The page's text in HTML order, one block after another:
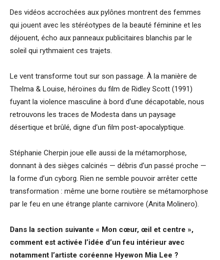
Des vidéos accrochées aux pylônes montrent des femmes
qui jouent avec les stéréotypes de la beauté féminine et les
déjouent, écho aux panneaux publicitaires blanchis par le
soleil qui rythmaient ces trajets.
Le vent transforme tout sur son passage. À la manière de
Thelma & Louise, héroïnes du film de Ridley Scott (1991)
fuyant la violence masculine à bord d’une décapotable, nous
retrouvons les traces de Modesta dans un paysage
désertique et brûlé, digne d’un film post-apocalyptique.
Stéphanie Cherpin joue elle aussi de la métamorphose,
donnant à des sièges calcinés — débris d’un passé proche —
la forme d’un cyborg. Rien ne semble pouvoir arrêter cette
transformation : même une borne routière se métamorphose
par le feu en une étrange plante carnivore (Anita Molinero).
Dans la section suivante « Mon cœur, œil et centre »,
comment est activée l’idée d’un feu intérieur avec
notamment l’artiste coréenne Hyewon Mia Lee ?